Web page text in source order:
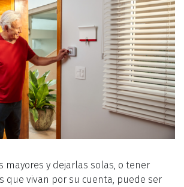
mayores y dejarlas solas, o tener
que vivan por su cuenta, puede ser